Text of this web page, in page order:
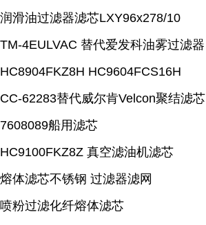
润滑油过滤器滤芯LXY96x278/10
TM-4EULVAC 替代爱发科油雾过滤器
HC8904FKZ8H HC9604FCS16H
CC-62283替代威尔肯Velcon聚结滤芯
7608089船用滤芯
HC9100FKZ8Z 真空滤油机滤芯
熔体滤芯不锈钢 过滤器滤网
喷粉过滤化纤熔体滤芯